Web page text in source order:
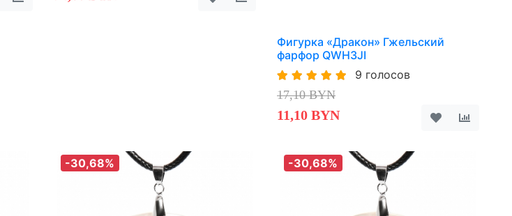
Фигурка «Дракон» Гжельский
фарфор QWH3JI
9 голосов
17,10 BYN
11,10 BYN
-30,68% -30,68%